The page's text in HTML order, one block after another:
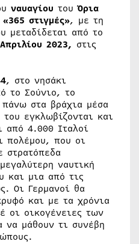
ναυαγίου τουΌρια
«365 στιγμές», με τη
μεταδίδεται από το
2023, στις
, στο νησάκι
το Σούνιο, το
στα βράχια μέσα
εγκλωβίζονται και
από 4.000 Ιταλοί
πολέμου, που οι
στρατόπεδα
ναυτική
και μια από τις
Οι Γερμανοί θα
και με τα χρόνια
οι οικογένειες των
να μάθουν τι συνέβη